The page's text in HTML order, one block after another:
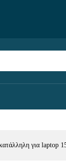
για laptop